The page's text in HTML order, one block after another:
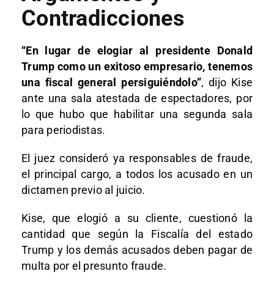
Contradicciones
“En lugar de elogiar al presidente Donald
Trump como un exitoso empresario, tenemos
una fiscal general persiguiéndolo”, dijo Kise
ante una sala atestada de espectadores, por
lo que hubo que habilitar una segunda sala
para periodistas.
El juez consideró ya responsables de fraude,
el principal cargo, a todos los acusado en un
dictamen previo al juicio.
Kise, que elogió a su cliente, cuestionó la
cantidad que según la Fiscalía del estado
Trump y los demás acusados deben pagar de
multa por el presunto fraude.